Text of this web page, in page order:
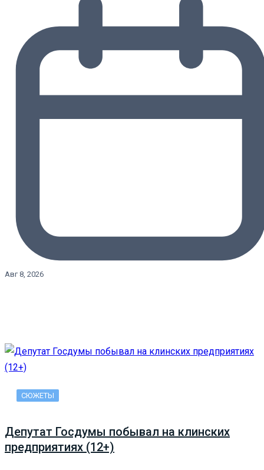
Авг 8, 2026
СЮЖЕТЫ
Депутат Госдумы побывал на клинских
предприятиях (12+)